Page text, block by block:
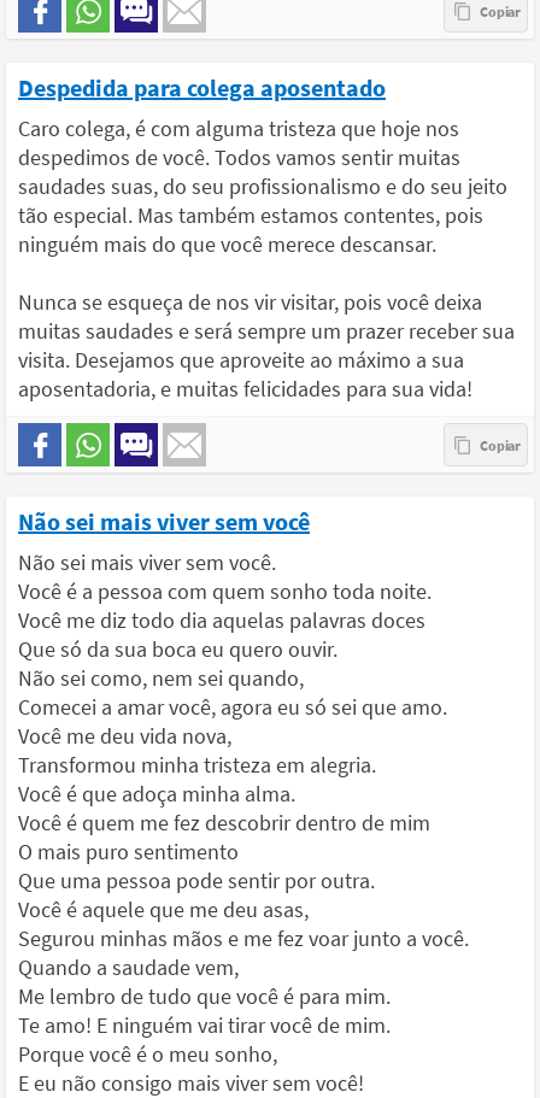
Despedida para colega aposentado
Caro colega, é com alguma tristeza que hoje nos
despedimos de você. Todos vamos sentir muitas
saudades suas, do seu profissionalismo e do seu jeito
tão especial. Mas também estamos contentes, pois
ninguém mais do que você merece descansar.
Nunca se esqueça de nos vir visitar, pois você deixa
muitas saudades e será sempre um prazer receber sua
visita. Desejamos que aproveite ao máximo a sua
aposentadoria, e muitas felicidades para sua vida!
Não sei mais viver sem você
Não sei mais viver sem você.
Você é a pessoa com quem sonho toda noite.
Você me diz todo dia aquelas palavras doces
Que só da sua boca eu quero ouvir.
Não sei como, nem sei quando,
Comecei a amar você, agora eu só sei que amo.
Você me deu vida nova,
Transformou minha tristeza em alegria.
Você é que adoça minha alma.
Você é quem me fez descobrir dentro de mim
O mais puro sentimento
Que uma pessoa pode sentir por outra.
Você é aquele que me deu asas,
Segurou minhas mãos e me fez voar junto a você.
Quando a saudade vem,
Me lembro de tudo que você é para mim.
Te amo! E ninguém vai tirar você de mim.
Porque você é o meu sonho,
E eu não consigo mais viver sem você!